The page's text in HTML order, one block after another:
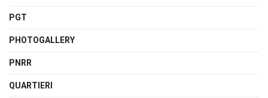
PGT
PHOTOGALLERY
PNRR
QUARTIERI